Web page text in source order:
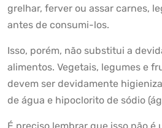
grelhar, ferver ou assar carnes,
antes de consumi-los.
Isso, porém, não substitui a
alimentos. Vegetais, legumes e
devem ser devidamente
de água e hipoclorito de sódio
É preciso lembrar que isso não é